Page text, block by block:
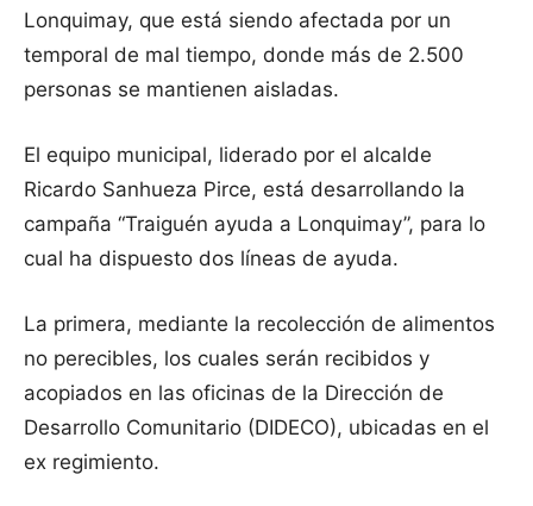
Lonquimay, que está siendo afectada por un
temporal de mal tiempo, donde más de 2.500
personas se mantienen aisladas.
El equipo municipal, liderado por el alcalde
Ricardo Sanhueza Pirce, está desarrollando la
campaña “Traiguén ayuda a Lonquimay”, para lo
cual ha dispuesto dos líneas de ayuda.
La primera, mediante la recolección de alimentos
no perecibles, los cuales serán recibidos y
acopiados en las oficinas de la Dirección de
Desarrollo Comunitario (DIDECO), ubicadas en el
ex regimiento.